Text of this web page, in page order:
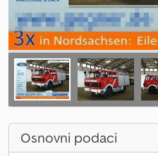
Osnovni podaci